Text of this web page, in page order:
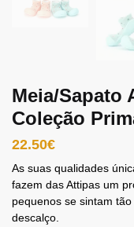
Meia/Sapato
Coleção
22.50€
As suas qualidades
fazem das Attipas um
pequenos se sintam
descalço.